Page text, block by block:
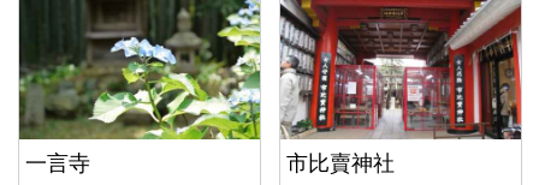
一言寺 市比賣神社